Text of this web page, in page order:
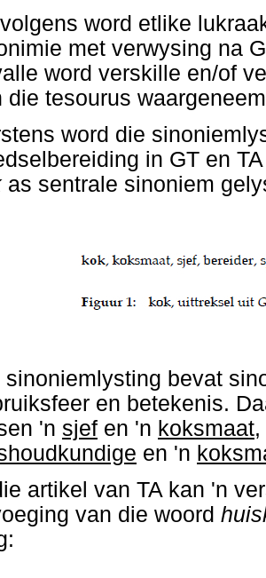
word etlike
met verwysing na
word verskille en/of
die tesourus
word die
in GT en
as sentrale sinoniem
sinoniemlysting bevat
en betekenis.
'n sjef en 'n koksmaat
en 'n
artikel van TA kan 'n
van die woord